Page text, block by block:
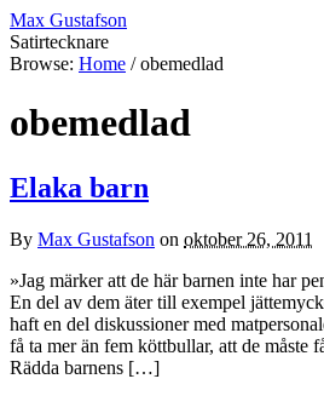
Max Gustafson
Satirtecknare
Browse: Home / obemedlad
obemedlad
Elaka barn
By Max Gustafson on oktober 26, 2011
»Jag märker att de här barnen inte har
En del av dem äter till exempel
haft en del diskussioner med
få ta mer än fem köttbullar, att de måste
Rädda barnens […]